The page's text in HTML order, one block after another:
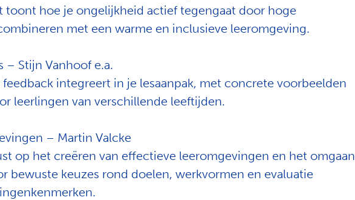
toont hoe je ongelijkheid actief tegengaat door hoge
met een warme en inclusieve leeromgeving.
– Stijn Vanhoof e.a.
feedback integreert in je lesaanpak, met concrete voorbeelden
leerlingen van verschillende leeftijden.
– Martin Valcke
op het creëren van effectieve leeromgevingen en het omgaan
bewuste keuzes rond doelen, werkvormen en evaluatie